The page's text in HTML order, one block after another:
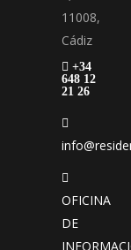
11008,
Cádiz
+34
648 12
21 26
OFICINA
DE